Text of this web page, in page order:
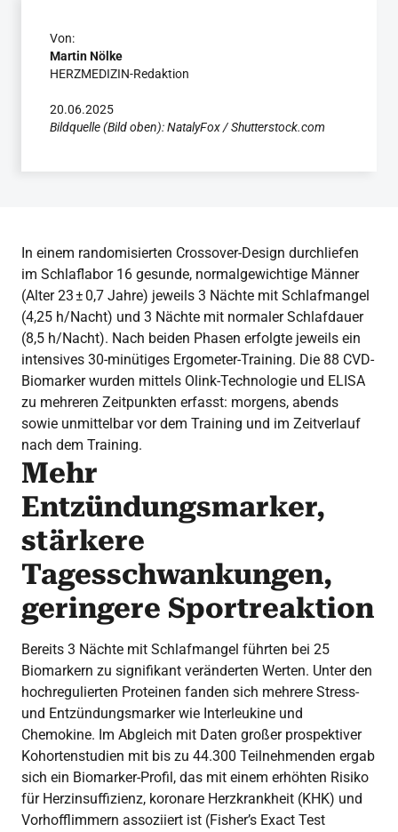
Von:
Martin Nölke
HERZMEDIZIN-Redaktion
20.06.2025
Bildquelle (Bild oben): NatalyFox / Shutterstock.com
In einem randomisierten Crossover-Design durchliefen
im Schlaflabor 16 gesunde, normalgewichtige Männer
(Alter 23 ± 0,7 Jahre) jeweils 3 Nächte mit Schlafmangel
(4,25 h/Nacht) und 3 Nächte mit normaler Schlafdauer
(8,5 h/Nacht). Nach beiden Phasen erfolgte jeweils ein
intensives 30-minütiges Ergometer-Training. Die 88 CVD-
Biomarker wurden mittels Olink-Technologie und ELISA
zu mehreren Zeitpunkten erfasst: morgens, abends
sowie unmittelbar vor dem Training und im Zeitverlauf
nach dem Training.
Mehr
Entzündungsmarker,
stärkere
Tagesschwankungen,
geringere Sportreaktion
Bereits 3 Nächte mit Schlafmangel führten bei 25
Biomarkern zu signifikant veränderten Werten. Unter den
hochregulierten Proteinen fanden sich mehrere Stress-
und Entzündungsmarker wie Interleukine und
Chemokine. Im Abgleich mit Daten großer prospektiver
Kohortenstudien mit bis zu 44.300 Teilnehmenden ergab
sich ein Biomarker-Profil, das mit einem erhöhten Risiko
für Herzinsuffizienz, koronare Herzkrankheit (KHK) und
Vorhofflimmern assoziiert ist (Fisher’s Exact Test